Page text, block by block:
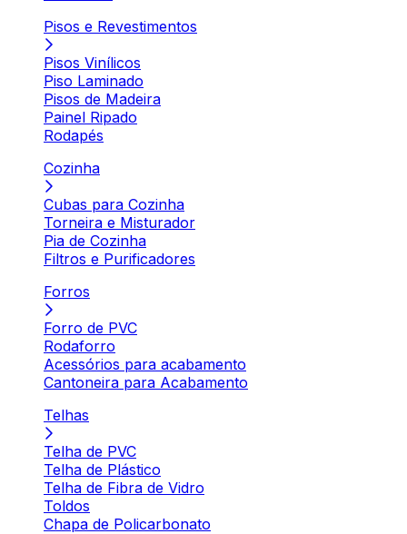
Pisos e Revestimentos
Pisos Vinílicos
Piso Laminado
Pisos de Madeira
Painel Ripado
Rodapés
Cozinha
Cubas para Cozinha
Torneira e Misturador
Pia de Cozinha
Filtros e Purificadores
Forros
Forro de PVC
Rodaforro
Acessórios para acabamento
Cantoneira para Acabamento
Telhas
Telha de PVC
Telha de Plástico
Telha de Fibra de Vidro
Toldos
Chapa de Policarbonato